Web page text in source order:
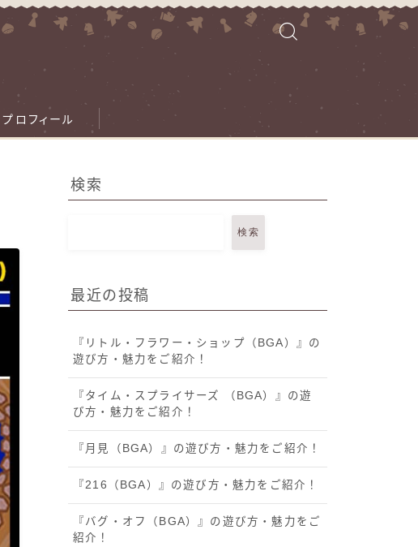
プロフィール
検索
検索
最近の投稿
『リトル・フラワー・ショップ（BGA）』の
遊び方・魅力をご紹介！
『タイム・スプライサーズ （BGA）』の遊
び方・魅力をご紹介！
『月見（BGA）』の遊び方・魅力をご紹介！
『216（BGA）』の遊び方・魅力をご紹介！
『バグ・オフ（BGA）』の遊び方・魅力をご
紹介！